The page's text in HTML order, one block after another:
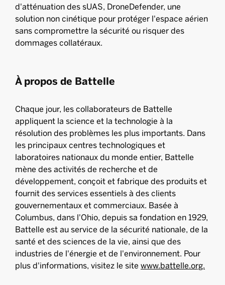
d'atténuation des sUAS, DroneDefender, une
solution non cinétique pour protéger l'espace aérien
sans compromettre la sécurité ou risquer des
dommages collatéraux.
À propos de Battelle
Chaque jour, les collaborateurs de Battelle
appliquent la science et la technologie à la
résolution des problèmes les plus importants. Dans
les principaux centres technologiques et
laboratoires nationaux du monde entier, Battelle
mène des activités de recherche et de
développement, conçoit et fabrique des produits et
fournit des services essentiels à des clients
gouvernementaux et commerciaux. Basée à
Columbus, dans l'Ohio, depuis sa fondation en 1929,
Battelle est au service de la sécurité nationale, de la
santé et des sciences de la vie, ainsi que des
industries de l'énergie et de l'environnement. Pour
plus d'informations, visitez le site www.battelle.org.